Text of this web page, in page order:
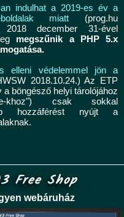
indulhat a 2019-es év a
miatt (prog.hu
2018 december 31-ével
megszűnik a PHP 5.x
elleni védelemmel jön a
2018.10.24.) Az ETP
a böngésző helyi tárolójához
khoz") csak sokkal
hozzáférést nyújt a
Free Shop
webáruház